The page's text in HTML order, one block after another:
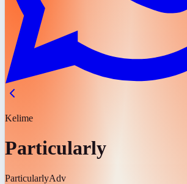
Kelime
Particularly
ParticularlyAdv